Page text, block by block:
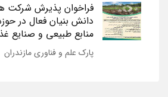
فراخوان پذیرش شرکت
دانش بنیان فعال در
منابع طبیعی و صنایع
پارک علم و فناوری مازندران